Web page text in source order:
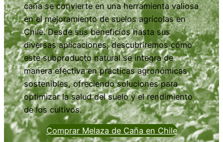
caña se convierte en una herramienta valiosa
en el mejoramiento de suelos agrícolas en
Chile. Desde sus beneficios hasta sus
diversas aplicaciones, descubriremos cómo
este subproducto natural se integra de
manera efectiva en prácticas agronómicas
sostenibles, ofreciendo soluciones para
optimizar la salud del suelo y el rendimiento
de los cultivos.
Comprar Melaza de Caña en Chile